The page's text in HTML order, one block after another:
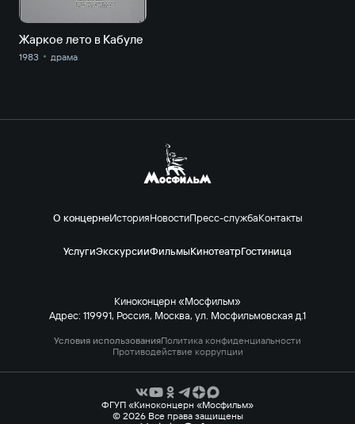
Жаркое лето в Кабуле
1983 драма
О концернеИсторияНовостиПресс-службаКонтакты
УслугиЭкскурсииФильмыКинотеатрГостиница
Киноконцерн «Мосфильм»
Адрес: 119991, Россия, Москва, ул. Мосфильмовская д.1
Условия использованияПолитика конфиденциальности
Противодействие коррупции
ФГУП «Киноконцерн «Мосфильм»
© 2026 Все права защищены